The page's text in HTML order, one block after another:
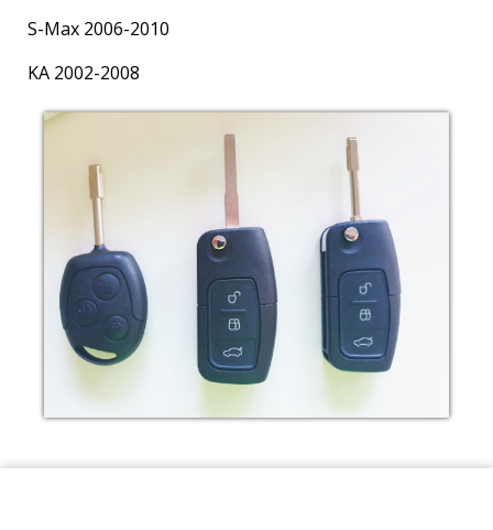
S-Max 2006-2010
KA 2002-2008